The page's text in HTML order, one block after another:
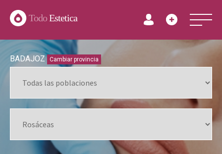
TodoEstetica
BADAJOZ Cambiar provincia